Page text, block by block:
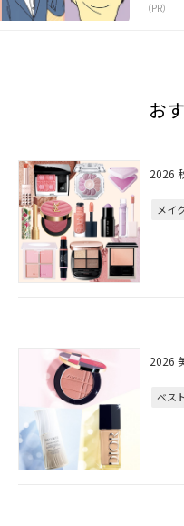
（PR）
お
2026
メイ
2026
ベス